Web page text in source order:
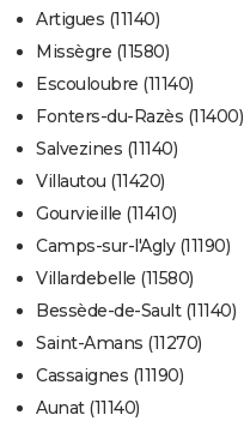
Artigues (11140)
Missègre (11580)
Escouloubre (11140)
Fonters-du-Razès (11400)
Salvezines (11140)
Villautou (11420)
Gourvieille (11410)
Camps-sur-l'Agly (11190)
Villardebelle (11580)
Bessède-de-Sault (11140)
Saint-Amans (11270)
Cassaignes (11190)
Aunat (11140)